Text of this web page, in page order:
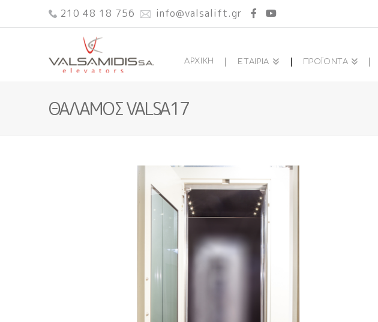
210 48 18 756 info@valsalift.gr
ΑΡΧΙΚΗ ΕΤΑΙΡΙΑ ΠΡΟΪΟΝΤΑ
ΘΑΛΑΜΟΣ VALSA17